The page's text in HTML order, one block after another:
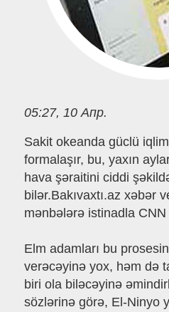
05:27, 10 Апр.
Sakit okeanda güclü
formalaşır, bu, yaxın
hava şəraitini ciddi
bilər.Bakıvaxtı.az xəbər
mənbələrə istinadla CNN
Elm adamları bu
verəcəyinə yox, həm də
biri ola biləcəyinə
sözlərinə görə, El-Ninyo